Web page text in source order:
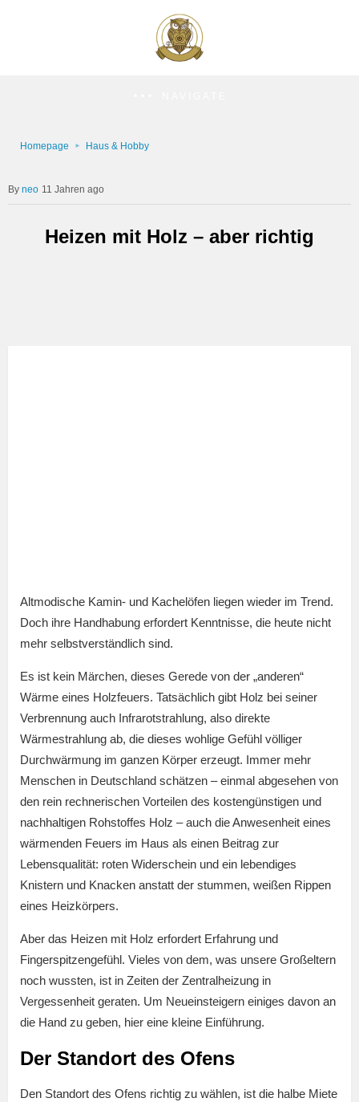
Homepage Haus & Hobby
neo 11 Jahren ago
Heizen mit Holz – aber richtig
Altmodische Kamin- und Kachelöfen liegen wieder im Trend.
Doch ihre Handhabung erfordert Kenntnisse, die heute nicht
mehr selbstverständlich sind.
Es ist kein Märchen, dieses Gerede von der „anderen“
Wärme eines Holzfeuers. Tatsächlich gibt Holz bei seiner
Verbrennung auch Infrarotstrahlung, also direkte
Wärmestrahlung ab, die dieses wohlige Gefühl völliger
Durchwärmung im ganzen Körper erzeugt. Immer mehr
Menschen in Deutschland schätzen – einmal abgesehen von
den rein rechnerischen Vorteilen des kostengünstigen und
nachhaltigen Rohstoffes Holz – auch die Anwesenheit eines
wärmenden Feuers im Haus als einen Beitrag zur
Lebensqualität: roten Widerschein und ein lebendiges
Knistern und Knacken anstatt der stummen, weißen Rippen
eines Heizkörpers.
Aber das Heizen mit Holz erfordert Erfahrung und
Fingerspitzengefühl. Vieles von dem, was unsere Großeltern
noch wussten, ist in Zeiten der Zentralheizung in
Vergessenheit geraten. Um Neueinsteigern einiges davon an
die Hand zu geben, hier eine kleine Einführung.
Der Standort des Ofens
Den Standort des Ofens richtig zu wählen, ist die halbe Miete